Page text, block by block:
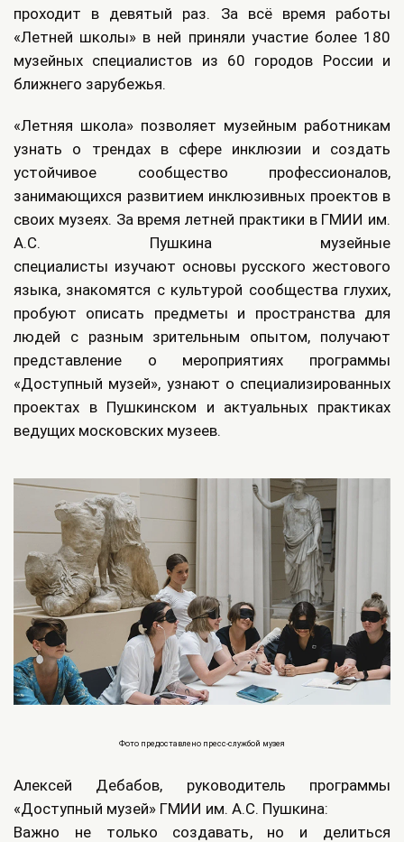
проходит в девятый раз. За всё время работы
«Летней школы» в ней приняли участие более 180
музейных специалистов из 60 городов России и
ближнего зарубежья.
«Летняя школа» позволяет музейным работникам
узнать о трендах в сфере инклюзии и создать
устойчивое сообщество профессионалов,
занимающихся развитием инклюзивных проектов в
своих музеях. За время летней практики в ГМИИ им.
А.С. Пушкина музейные
специалисты изучают основы русского жестового
языка, знакомятся с культурой сообщества глухих,
пробуют описать предметы и пространства для
людей с разным зрительным опытом, получают
представление о мероприятиях программы
«Доступный музей», узнают о специализированных
проектах в Пушкинском и актуальных практиках
ведущих московских музеев.
Фото предоставлено пресс-службой музея
Алексей Дебабов, руководитель программы
«Доступный музей» ГМИИ им. А.С. Пушкина:
Важно не только создавать, но и делиться